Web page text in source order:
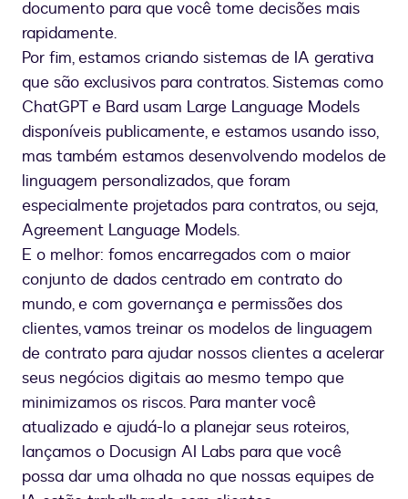
documento para que você tome decisões mais
rapidamente.
Por fim, estamos criando sistemas de IA gerativa
que são exclusivos para contratos. Sistemas como
ChatGPT e Bard usam Large Language Models
disponíveis publicamente, e estamos usando isso,
mas também estamos desenvolvendo modelos de
linguagem personalizados, que foram
especialmente projetados para contratos, ou seja,
Agreement Language Models.
E o melhor: fomos encarregados com o maior
conjunto de dados centrado em contrato do
mundo, e com governança e permissões dos
clientes, vamos treinar os modelos de linguagem
de contrato para ajudar nossos clientes a acelerar
seus negócios digitais ao mesmo tempo que
minimizamos os riscos. Para manter você
atualizado e ajudá-lo a planejar seus roteiros,
lançamos o Docusign AI Labs para que você
possa dar uma olhada no que nossas equipes de